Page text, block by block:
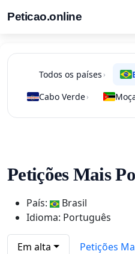
Peticao.online
Todos os países ›
Cabo Verde›
Petições Mais
País:
Brasil
Idioma: Português
Em alta Petições